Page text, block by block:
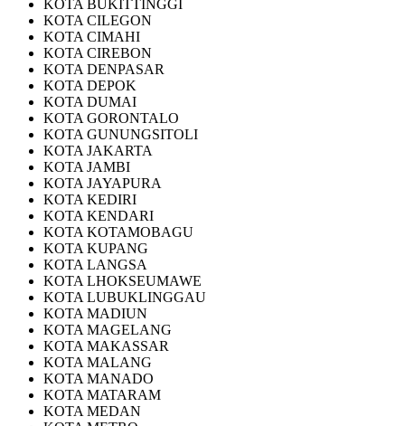
KOTA BUKITTINGGI
KOTA CILEGON
KOTA CIMAHI
KOTA CIREBON
KOTA DENPASAR
KOTA DEPOK
KOTA DUMAI
KOTA GORONTALO
KOTA GUNUNGSITOLI
KOTA JAKARTA
KOTA JAMBI
KOTA JAYAPURA
KOTA KEDIRI
KOTA KENDARI
KOTA KOTAMOBAGU
KOTA KUPANG
KOTA LANGSA
KOTA LHOKSEUMAWE
KOTA LUBUKLINGGAU
KOTA MADIUN
KOTA MAGELANG
KOTA MAKASSAR
KOTA MALANG
KOTA MANADO
KOTA MATARAM
KOTA MEDAN